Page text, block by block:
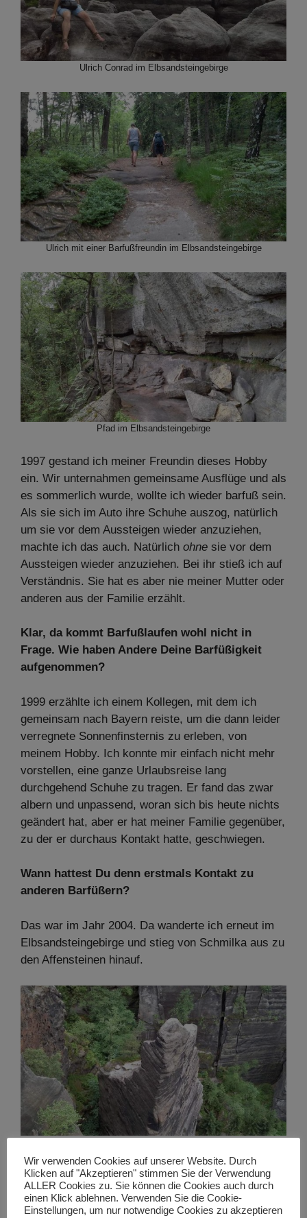
Ulrich Conrad im Elbsandsteingebirge
Ulrich mit einer Barfußfreundin im Elbsandsteingebirge
Pfad im Elbsandsteingebirge
1997 gestand ich meiner Freundin dieses Hobby
ein. Wir unternahmen gemeinsame Ausflüge und als
es sommerlich wurde, wollte ich wieder barfuß sein.
Als sie sich im Auto ihre Schuhe auszog, natürlich
um sie vor dem Aussteigen wieder anzuziehen,
machte ich das auch. Natürlich ohne sie vor dem
Aussteigen wieder anzuziehen. Bei ihr stieß ich auf
Verständnis. Sie hat es aber nie meiner Mutter oder
anderen aus der Familie erzählt.
Klar, da kommt Barfußlaufen wohl nicht in
Frage. Wie haben Andere Deine Barfüßigkeit
aufgenommen?
1999 erzählte ich einem Kollegen, mit dem ich
gemeinsam nach Bayern reiste, um die dann leider
verregnete Sonnenfinsternis zu erleben, von
meinem Hobby. Ich konnte mir einfach nicht mehr
vorstellen, eine ganze Urlaubsreise lang
durchgehend Schuhe zu tragen. Er fand das zwar
albern und unpassend, woran sich bis heute nichts
geändert hat, aber er hat meiner Familie gegenüber,
zu der er durchaus Kontakt hatte, geschwiegen.
Wann hattest Du denn erstmals Kontakt zu
anderen Barfüßern?
Das war im Jahr 2004. Da wanderte ich erneut im
Elbsandsteingebirge und stieg von Schmilka aus zu
den Affensteinen hinauf.
Am Anfang liegt dort eine gut begehbare
Asphaltstraße, das wusste ich. Ob der weitere Weg
barfußtauglich wäre, wusste ich nicht. Ich wollte
Wir verwenden Cookies auf unserer Website. Durch
Klicken auf "Akzeptieren" stimmen Sie der Verwendung
ALLER Cookies zu. Sie können die Cookies auch durch
einen Klick ablehnen. Verwenden Sie die Cookie-
Einstellungen, um nur notwendige Cookies zu akzeptieren